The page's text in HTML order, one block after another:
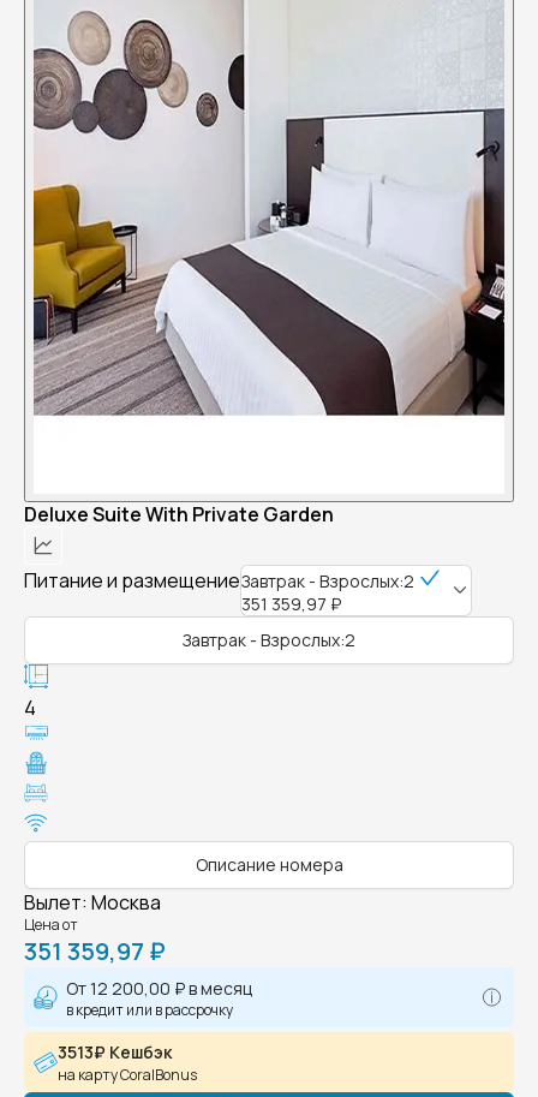
Deluxe Suite With Private Garden
Питание и размещениеЗавтрак - Взрослых:2
351 359,97 ₽
Завтрак - Взрослых:2
4
Описание номера
Вылет: Москва
Цена от
351 359,97 ₽
От12 200,00 ₽в месяц
в кредит или в рассрочку
3513₽ Кешбэк
на карту CoralBonus